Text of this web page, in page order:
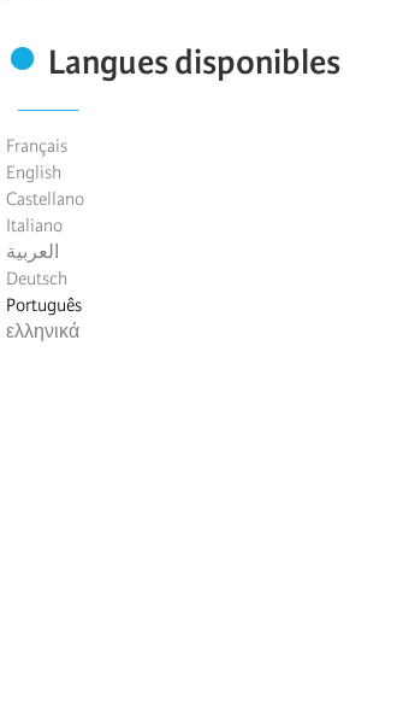
Langues disponibles
Français
English
Castellano
Italiano
العربية
Deutsch
Português
ελληνικά